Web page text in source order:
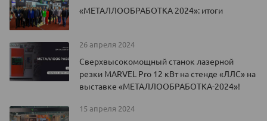
«МЕТАЛЛООБРАБОТКА 2024»: итоги
26 апреля 2024
Сверхвысокомощный станок лазерной
резки MARVEL Pro 12 кВт на стенде «ЛЛС» на
выставке «МЕТАЛЛООБРАБОТКА-2024»!
15 апреля 2024